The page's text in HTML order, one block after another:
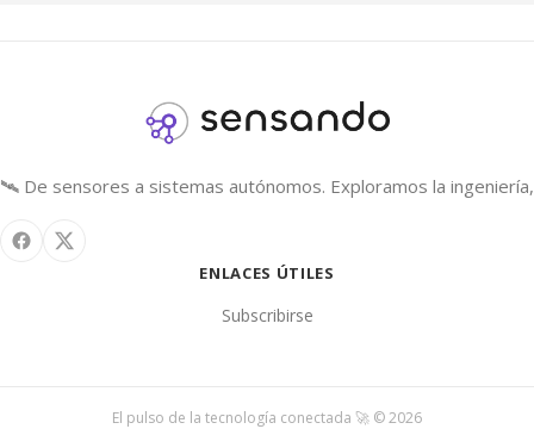
🛰️ De sensores a sistemas autónomos. Exploramos la
ENLACES ÚTILES
Subscribirse
El pulso de la tecnología conectada 🚀 © 2026